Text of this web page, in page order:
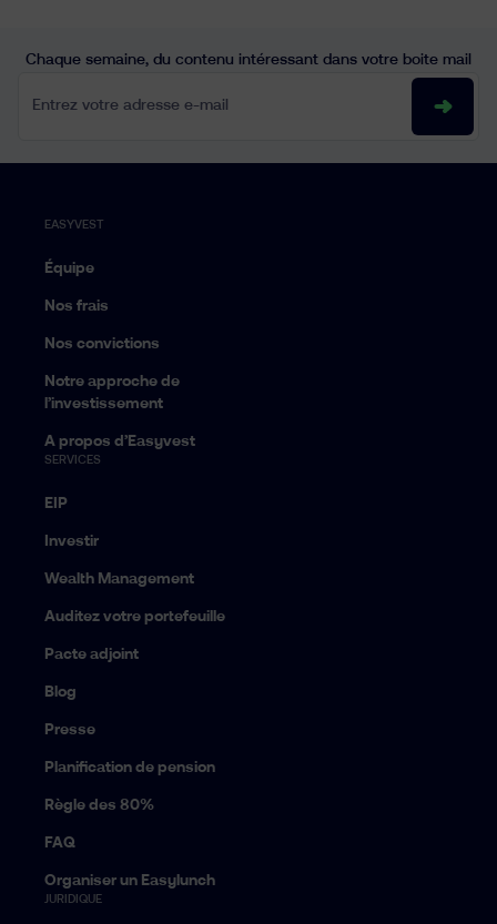
Chaque semaine, du contenu intéressant dans votre boite mail
EASYVEST
Équipe
Nos frais
Nos convictions
Notre approche de
l’investissement
A propos d’Easyvest
SERVICES
EIP
Investir
Wealth Management
Auditez votre portefeuille
Pacte adjoint
Blog
Presse
Planification de pension
Règle des 80%
FAQ
Organiser un Easylunch
JURIDIQUE